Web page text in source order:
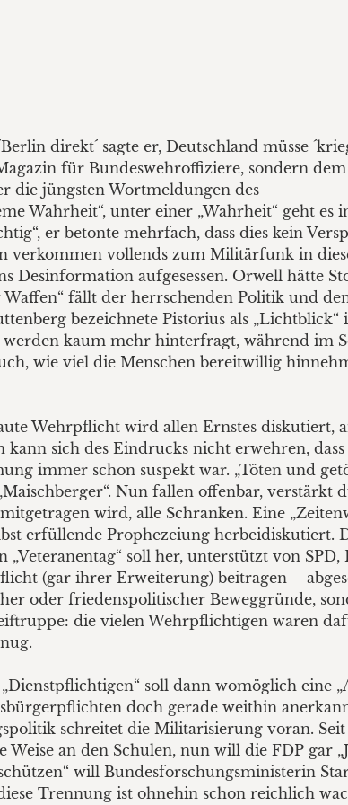
direkt´ sagte er, Deutschland müsse
für Bundeswehroffiziere, sondern
die jüngsten Wortmeldungen des
Wahrheit“, unter einer „Wahrheit“ geht es
er betonte mehrfach, dass dies kein
verkommen vollends zum Militärfunk in
Desinformation aufgesessen. Orwell hätte
Waffen“ fällt der herrschenden Politik und
bezeichnete Pistorius als „Lichtblick“
werden kaum mehr hinterfragt, während im
wie viel die Menschen bereitwillig
Wehrpflicht wird allen Ernstes diskutiert,
sich des Eindrucks nicht erwehren,
immer schon suspekt war. „Töten und
Nun fallen offenbar, verstärkt
wird, alle Schranken. Eine
erfüllende Prophezeiung herbeidiskutiert.
soll her, unterstützt von SPD,
(gar ihrer Erweiterung) beitragen –
oder friedenspolitischer Beweggründe,
die vielen Wehrpflichtigen waren
soll dann womöglich eine
doch gerade weithin
schreitet die Militarisierung voran. Seit
an den Schulen, nun will die FDP gar
will Bundesforschungsministerin
Trennung ist ohnehin schon reichlich